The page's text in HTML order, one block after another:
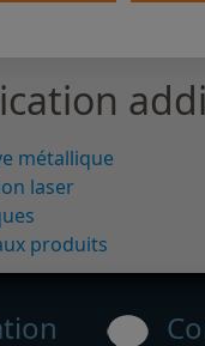
métallique
laser
produits